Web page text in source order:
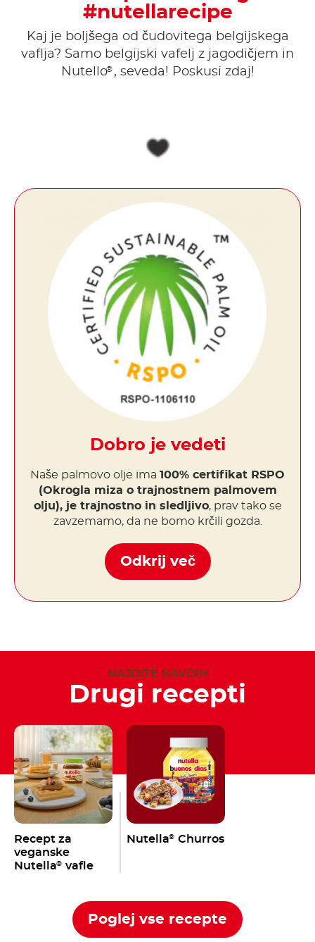
#nutellarecipe
Kaj je boljšega od čudovitega belgijskega
vaflja? Samo belgijski vafelj z jagodičjem in
Nutello® , seveda! Poskusi zdaj!
Dobro je vedeti
Naše palmovo olje ima 100% certifikat RSPO
(Okrogla miza o trajnostnem palmovem
olju), je trajnostno in sledljivo, prav tako se
zavzemamo, da ne bomo krčili gozda.
Odkrij več
NAJDITE NAVDIH
Drugi recepti
Recept za
veganske
Nutella® vafle
Nutella® Churros
Poglej vse recepte